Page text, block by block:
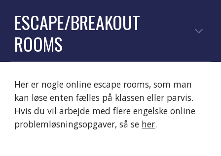
ESCAPE/BREAKOUT
ROOMS
Her er nogle online escape rooms, som man
kan løse enten fælles på klassen eller parvis.
Hvis du vil arbejde med flere engelske online
problemløsningsopgaver, så se her.